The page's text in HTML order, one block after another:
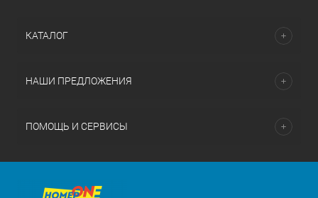
КАТАЛОГ
НАШИ ПРЕДЛОЖЕНИЯ
ПОМОЩЬ И СЕРВИСЫ